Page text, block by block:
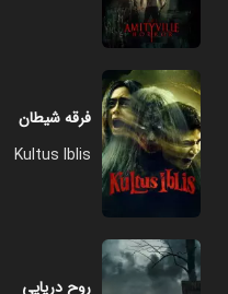
فرقه شیطان
Kultus Iblis
روح دریایی